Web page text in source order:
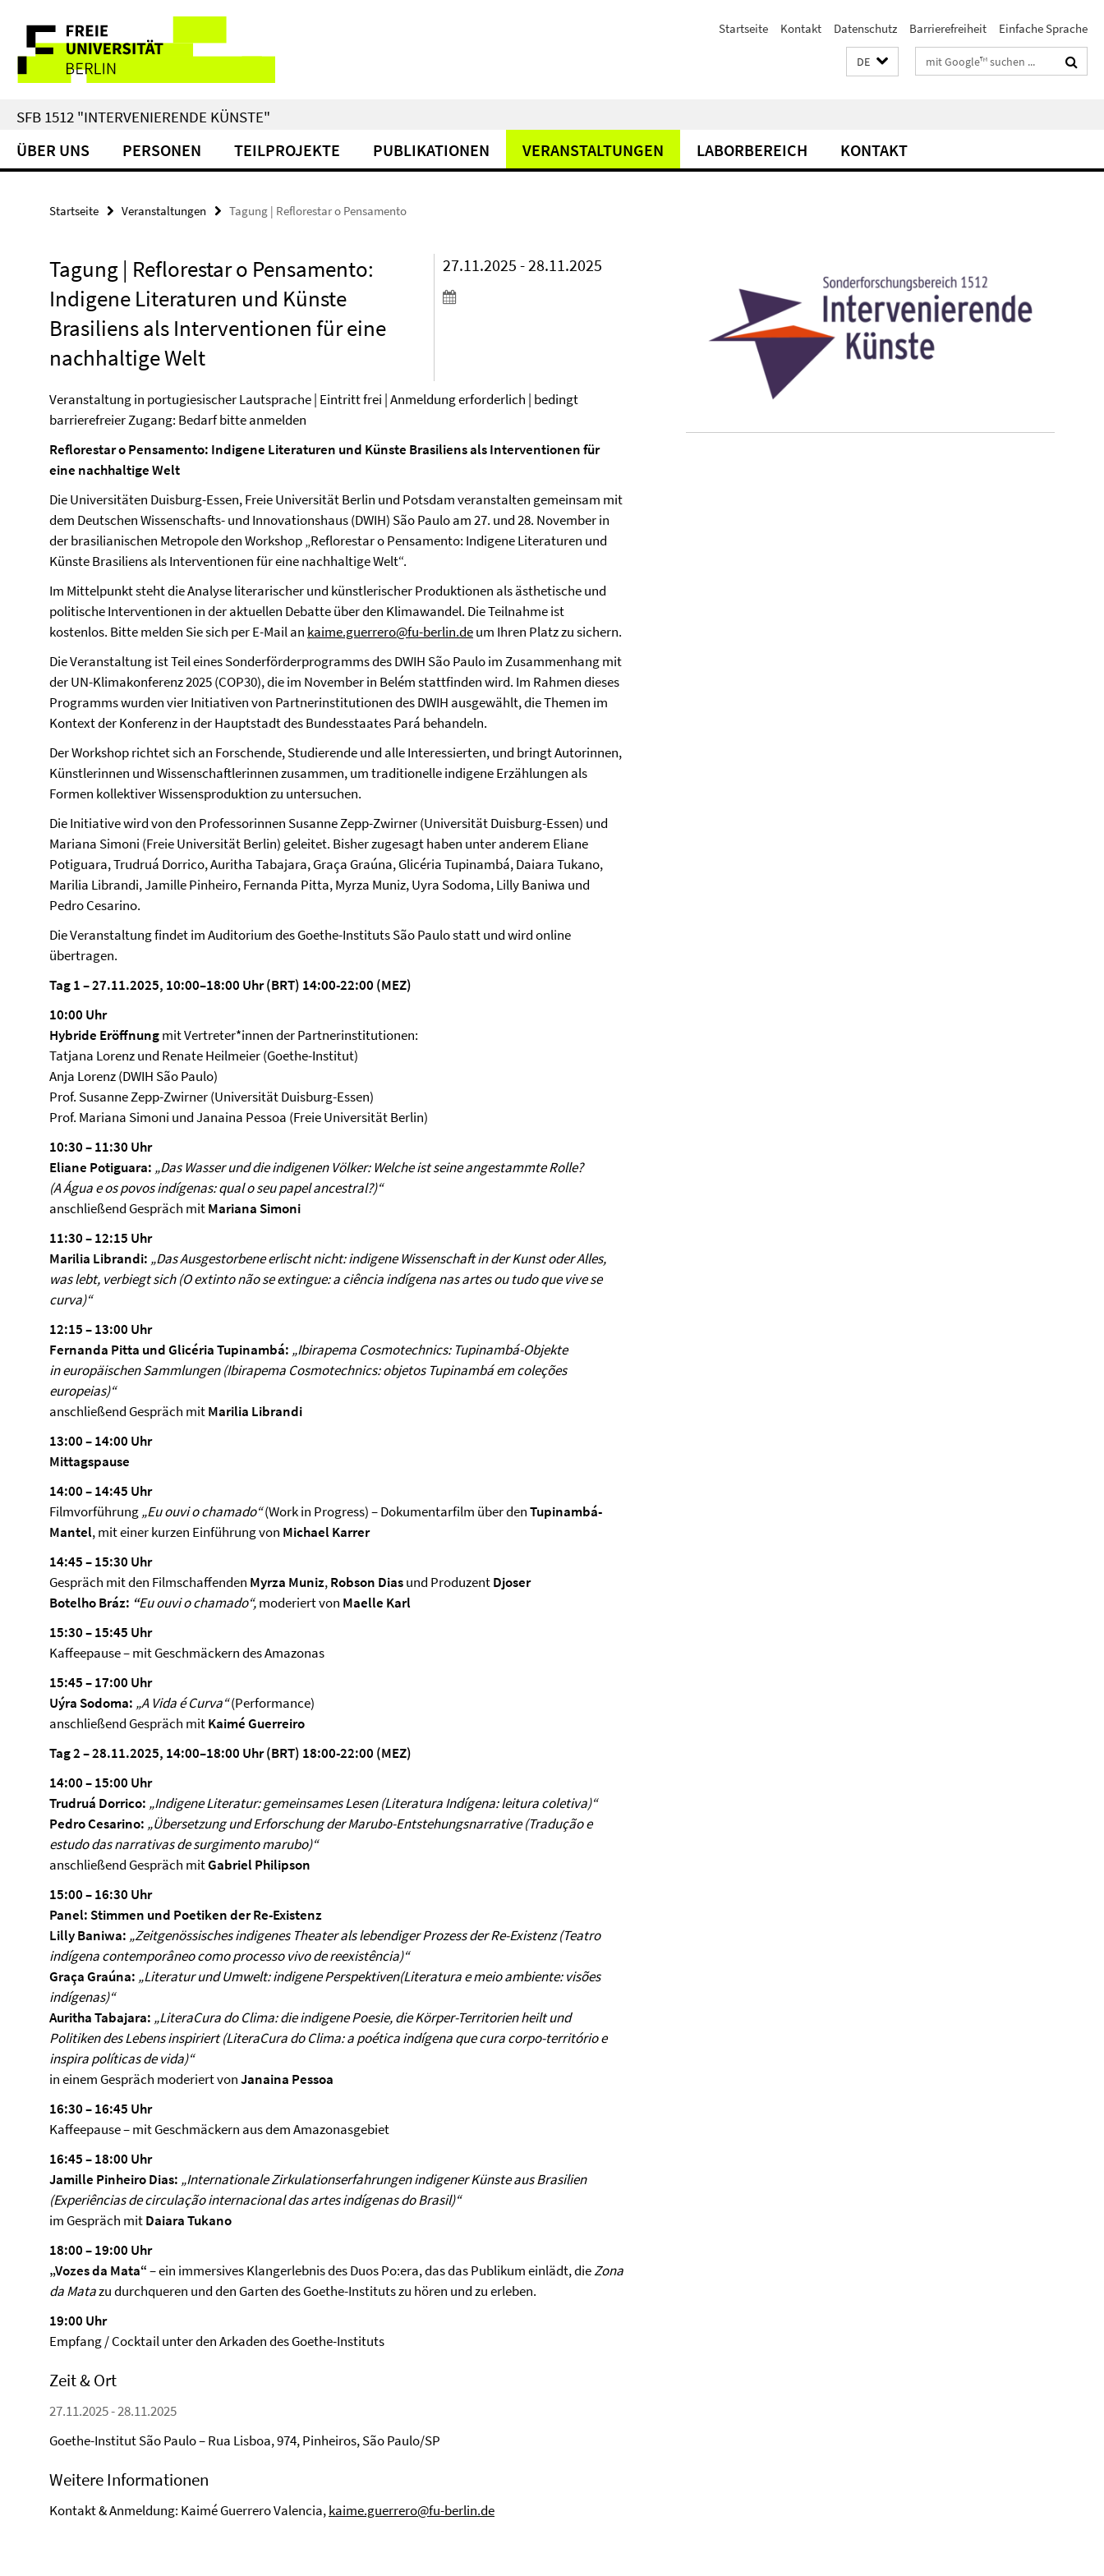
direkt
Inhalt
Service-
Navigation
Startseite Kontakt Datenschutz Barrierefreiheit Einfache Sprache
DE Suchbegriffe
SFB 1512 "INTERVENIERENDE KÜNSTE"
ÜBER UNS PERSONEN TEILPROJEKTE PUBLIKATIONEN VERANSTALTUNGEN LABORBEREICH KONTAKT
Startseite Veranstaltungen Tagung | Reflorestar o Pensamento
Tagung | Reflorestar o Pensamento:
Indigene Literaturen und Künste
Brasiliens als Interventionen für eine
nachhaltige Welt
27.11.2025 - 28.11.2025
Veranstaltung in portugiesischer Lautsprache | Eintritt frei | Anmeldung erforderlich | bedingt
barrierefreier Zugang: Bedarf bitte anmelden
Reflorestar o Pensamento: Indigene Literaturen und Künste Brasiliens als Interventionen für
eine nachhaltige Welt
Die Universitäten Duisburg-Essen, Freie Universität Berlin und Potsdam veranstalten gemeinsam mit
dem Deutschen Wissenschafts- und Innovationshaus (DWIH) São Paulo am 27. und 28. November in
der brasilianischen Metropole den Workshop „Reflorestar o Pensamento: Indigene Literaturen und
Künste Brasiliens als Interventionen für eine nachhaltige Welt“.
Im Mittelpunkt steht die Analyse literarischer und künstlerischer Produktionen als ästhetische und
politische Interventionen in der aktuellen Debatte über den Klimawandel. Die Teilnahme ist
kostenlos. Bitte melden Sie sich per E-Mail an kaime.guerrero@fu-berlin.deum Ihren Platz zu sichern.
Die Veranstaltung ist Teil eines Sonderförderprogramms des DWIH São Paulo im Zusammenhang mit
der UN-Klimakonferenz 2025 (COP30), die im November in Belém stattfinden wird. Im Rahmen dieses
Programms wurden vier Initiativen von Partnerinstitutionen des DWIH ausgewählt, die Themen im
Kontext der Konferenz in der Hauptstadt des Bundesstaates Pará behandeln.
Der Workshop richtet sich an Forschende, Studierende und alle Interessierten, und bringt Autorinnen,
Künstlerinnen und Wissenschaftlerinnen zusammen, um traditionelle indigene Erzählungen als
Formen kollektiver Wissensproduktion zu untersuchen.
Die Initiative wird von den Professorinnen Susanne Zepp-Zwirner (Universität Duisburg-Essen) und
Mariana Simoni (Freie Universität Berlin) geleitet. Bisher zugesagt haben unter anderem Eliane
Potiguara, Trudruá Dorrico, Auritha Tabajara, Graça Graúna, Glicéria Tupinambá, Daiara Tukano,
Marilia Librandi, Jamille Pinheiro, Fernanda Pitta, Myrza Muniz, Uyra Sodoma, Lilly Baniwa und
Pedro Cesarino.
Die Veranstaltung findet im Auditorium des Goethe-Instituts São Paulo statt und wird online
übertragen.
Tag 1 – 27.11.2025, 10:00–18:00 Uhr (BRT) 14:00-22:00 (MEZ)
10:00 Uhr
Hybride Eröffnungmit Vertreter*innen der Partnerinstitutionen:
Tatjana Lorenz und Renate Heilmeier (Goethe-Institut)
Anja Lorenz (DWIH São Paulo)
Prof. Susanne Zepp-Zwirner (Universität Duisburg-Essen)
Prof. Mariana Simoni und Janaina Pessoa (Freie Universität Berlin)
10:30 – 11:30 Uhr
Eliane Potiguara: „Das Wasser und die indigenen Völker: Welche ist seine angestammte Rolle?
(AÁgua e os povos indígenas: qual o seu papel ancestral?)“
anschließend Gespräch mitMariana Simoni
11:30 – 12:15 Uhr
Marilia Librandi: „Das Ausgestorbene erlischt nicht: indigene Wissenschaft in der Kunst oderAlles,
was lebt, verbiegt sich (O extinto não se extingue: a ciência indígena nas artes ou tudo que vive se
curva)“
12:15 – 13:00 Uhr
Fernanda Pitta und Glicéria Tupinambá: „Ibirapema Cosmotechnics: Tupinambá-Objekte
ineuropäischen Sammlungen (Ibirapema Cosmotechnics: objetos Tupinambáem coleções
europeias)“
anschließend Gespräch mitMarilia Librandi
13:00 – 14:00 Uhr
Mittagspause
14:00 – 14:45 Uhr
Filmvorführung„Eu ouvi o chamado“(Work in Progress) – Dokumentarfilm über denTupinambá-
Mantel, mit einer kurzen Einführung von Michael Karrer
14:45 – 15:30 Uhr
Gespräch mit den Filmschaffenden Myrza Muniz,Robson Diasund ProduzentDjoser
BotelhoBráz: “Eu ouvi o chamado“,moderiert von Maelle Karl
15:30 – 15:45 Uhr
Kaffeepause – mit Geschmäckern des Amazonas
15:45 – 17:00 Uhr
Uýra Sodoma: „A Vida é Curva“(Performance)
anschließend Gespräch mitKaimé Guerreiro
Tag 2 – 28.11.2025, 14:00–18:00 Uhr (BRT) 18:00-22:00 (MEZ)
14:00 – 15:00 Uhr
Trudruá Dorrico: „Indigene Literatur: gemeinsames Lesen (Literatura Indígena: leitura coletiva)“
Pedro Cesarino: „Übersetzung und Erforschung der Marubo-Entstehungsnarrative (Tradução e
estudo das narrativas de surgimento marubo)“
anschließend Gespräch mitGabriel Philipson
15:00 – 16:30 Uhr
Panel: Stimmen und Poetiken der Re-Existenz
Lilly Baniwa: „Zeitgenössisches indigenes Theater als lebendiger Prozess der Re-Existenz (Teatro
indígena contemporâneo como processo vivo de reexistência)“
Graça Graúna: „Literatur und Umwelt: indigene Perspektiven(Literatura e meio ambiente: visões
indígenas)“
Auritha Tabajara: „LiteraCura do Clima: die indigene Poesie, die Körper-Territorien heilt und
Politiken des Lebens inspiriert (LiteraCura do Clima: a poética indígena que cura corpo-território e
inspira políticas de vida)“
in einem Gespräch moderiert vonJanaina Pessoa
16:30 – 16:45 Uhr
Kaffeepause – mit Geschmäckern aus dem Amazonasgebiet
16:45 – 18:00 Uhr
Jamille Pinheiro Dias: „Internationale Zirkulationserfahrungen indigener Künste aus Brasilien
(Experiências de circulação internacional das artes indígenas do Brasil)“
im Gespräch mitDaiara Tukano
18:00 – 19:00 Uhr
„Vozes da Mata“– ein immersives Klangerlebnis des Duos Po:era, das das Publikum einlädt, dieZona
da Matazu durchqueren und den Garten des Goethe-Instituts zu hören und zu erleben.
19:00 Uhr
Empfang / Cocktail unter den Arkaden des Goethe-Instituts
Zeit & Ort
27.11.2025 - 28.11.2025
Goethe-Institut São Paulo – Rua Lisboa, 974, Pinheiros, São Paulo/SP
Weitere Informationen
Kontakt & Anmeldung: Kaimé Guerrero Valencia,kaime.guerrero@fu-berlin.de